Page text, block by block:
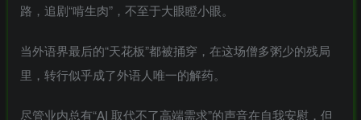
路，追剧“啃生肉”，不至于大眼瞪小眼。
当外语界最后的“天花板”都被捅穿，在这场僧多粥少的残局
里，转行似乎成了外语人唯一的解药。
尽管业内总有“AI 取代不了高端需求”的声音在自我安慰，但